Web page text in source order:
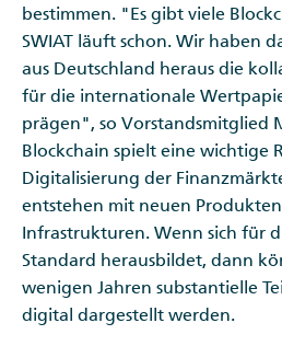
bestimmen. "Es gibt viele
SWIAT läuft schon. Wir haben
aus Deutschland heraus die
für die internationale
prägen", so Vorstandsmitglied
Blockchain spielt eine wichtige
Digitalisierung der
entstehen mit neuen
Infrastrukturen. Wenn sich für
Standard herausbildet, dann
wenigen Jahren substantielle
digital dargestellt werden.